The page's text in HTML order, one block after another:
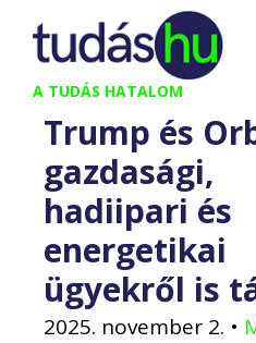
Kilépés
tartalomba
A TUDÁS HATALOM
Trump és
gazdasági,
hadiipari és
energetikai
ügyekről is
2025. november 2. •